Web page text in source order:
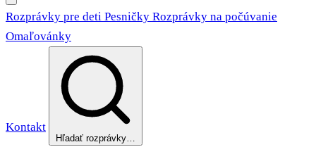
Rozprávky pre deti Pesničky Rozprávky na počúvanie
Omaľovánky
Kontakt
Hľadať rozprávky…